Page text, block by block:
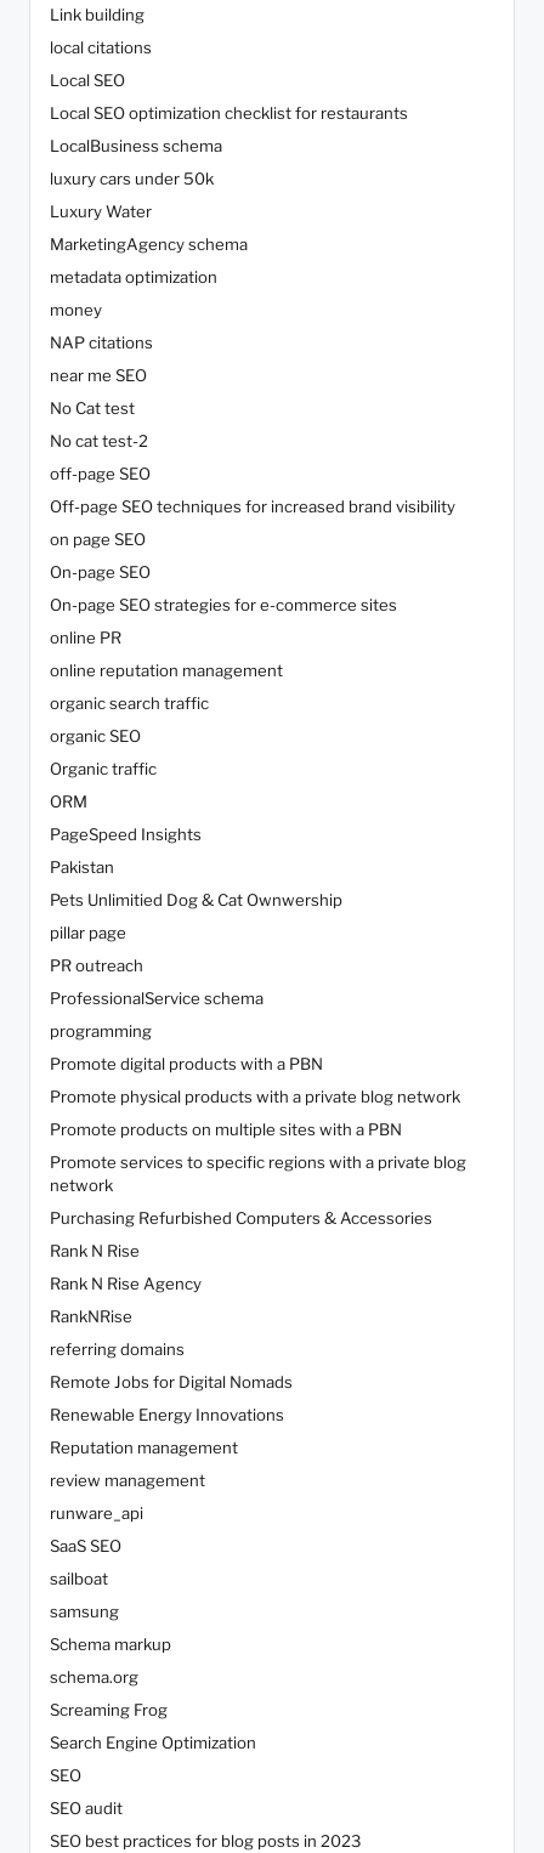
Link building
local citations
Local SEO
Local SEO optimization checklist for restaurants
LocalBusiness schema
luxury cars under 50k
Luxury Water
MarketingAgency schema
metadata optimization
money
NAP citations
near me SEO
No Cat test
No cat test-2
off-page SEO
Off-page SEO techniques for increased brand visibility
on page SEO
On-page SEO
On-page SEO strategies for e-commerce sites
online PR
online reputation management
organic search traffic
organic SEO
Organic traffic
ORM
PageSpeed Insights
Pakistan
Pets Unlimitied Dog & Cat Ownwership
pillar page
PR outreach
ProfessionalService schema
programming
Promote digital products with a PBN
Promote physical products with a private blog network
Promote products on multiple sites with a PBN
Promote services to specific regions with a private blog
network
Purchasing Refurbished Computers & Accessories
Rank N Rise
Rank N Rise Agency
RankNRise
referring domains
Remote Jobs for Digital Nomads
Renewable Energy Innovations
Reputation management
review management
runware_api
SaaS SEO
sailboat
samsung
Schema markup
schema.org
Screaming Frog
Search Engine Optimization
SEO
SEO audit
SEO best practices for blog posts in 2023